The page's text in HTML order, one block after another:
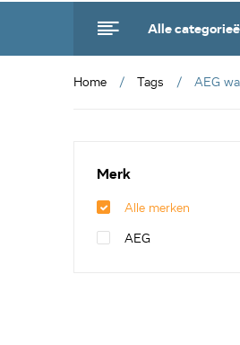
Alle
Home Tags AEG
Merk
Alle merken
AEG